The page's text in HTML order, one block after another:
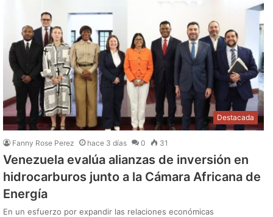
Destacada
Fanny Rose Perez hace 3 días 0 31
Venezuela evalúa alianzas de inversión en
hidrocarburos junto a la Cámara Africana de
Energía
En un esfuerzo por expandir las relaciones económicas